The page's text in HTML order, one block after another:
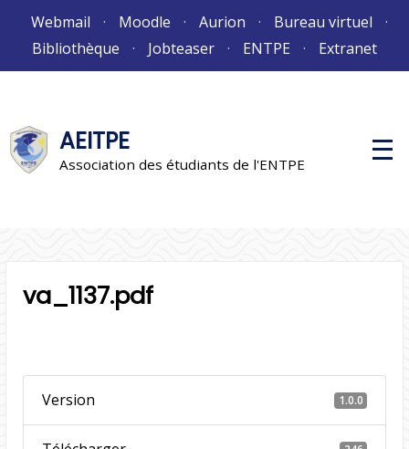
Webmail Moodle Aurion
Bureau virtuel
Bibliothèque
Jobteaser ENTPE Extranet
AEITPE
Association des étudiants de l'ENTPE
M
e
va_1137.pdf
Version 1.0.0